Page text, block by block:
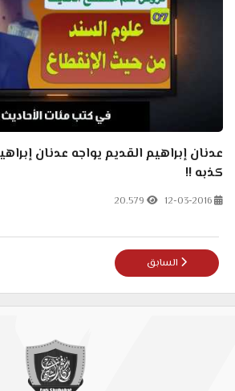
عدنان إبراهيم القديم يواجه عدنان
كذبه !!
12-03-2016
20.579
المقال السابق: ماذا يريد وسيم يوسف من
السابق